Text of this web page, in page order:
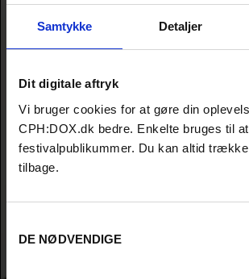
Samtykke Detaljer
Dit digitale aftryk
Vi bruger cookies for at gøre din
CPH:DOX.dk bedre. Enkelte bruges til
festivalpublikummer. Du kan altid
tilbage.
DE NØDVENDIGE